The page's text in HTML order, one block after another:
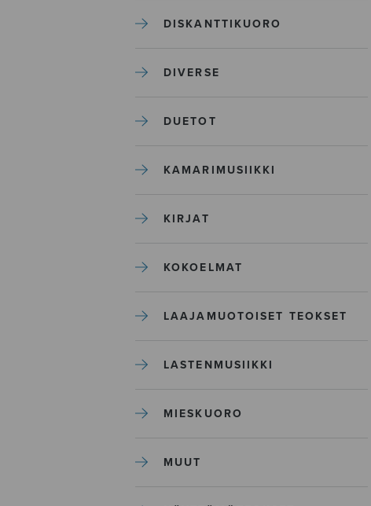
DISKANTTIKUORO
DIVERSE
DUETOT
KAMARIMUSIIKKI
KIRJAT
KOKOELMAT
LAAJAMUOTOISET TEOKSET
LASTENMUSIIKKI
MIESKUORO
MUUT